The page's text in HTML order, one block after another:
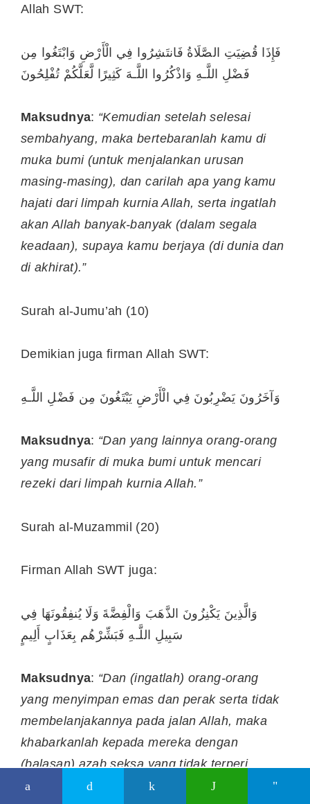
Allah SWT:
فَإِذَا قُضِيَتِ الصَّلَاةُ فَانتَشِرُوا فِي الْأَرْضِ وَابْتَغُوا مِن
فَضْلِ اللَّـهِ وَاذْكُرُوا اللَّـهَ كَثِيرًا لَّعَلَّكُمْ تُفْلِحُونَ
Maksudnya: “Kemudian setelah selesai
sembahyang, maka bertebaranlah kamu di
muka bumi (untuk menjalankan urusan
masing-masing), dan carilah apa yang kamu
hajati dari limpah kurnia Allah, serta ingatlah
akan Allah banyak-banyak (dalam segala
keadaan), supaya kamu berjaya (di dunia dan
di akhirat).”
Surah al-Jumu’ah (10)
Demikian juga firman Allah SWT:
وَآخَرُونَ يَضْرِبُونَ فِي الْأَرْضِ يَبْتَغُونَ مِن فَضْلِ اللَّـهِ
Maksudnya: “Dan yang lainnya orang-orang
yang musafir di muka bumi untuk mencari
rezeki dari limpah kurnia Allah.”
Surah al-Muzammil (20)
Firman Allah SWT juga:
وَالَّذِينَ يَكْنِزُونَ الذَّهَبَ وَالْفِضَّةَ وَلَا يُنفِقُونَهَا فِي
سَبِيلِ اللَّـهِ فَبَشِّرْهُم بِعَذَابٍ أَلِيمٍ
Maksudnya: “Dan (ingatlah) orang-orang
yang menyimpan emas dan perak serta tidak
membelanjakannya pada jalan Allah, maka
khabarkanlah kepada mereka dengan
(balasan) azab seksa yang tidak terperi
sakitnya.”